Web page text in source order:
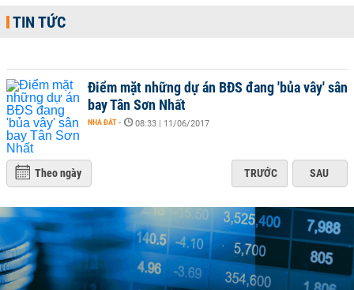
TIN TỨC
Điểm mặt những dự án BĐS đang 'bủa vây' sân
bay Tân Sơn Nhất
NHÀ ĐẤT - 08:33 | 11/06/2017
Theo ngày TRƯỚC SAU